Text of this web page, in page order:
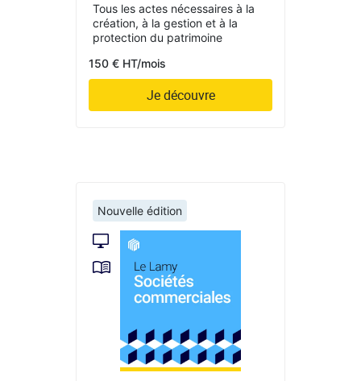
Tous les actes nécessaires à la
création, à la gestion et à la
protection du patrimoine
150 € HT/mois
Je découvre
Nouvelle édition